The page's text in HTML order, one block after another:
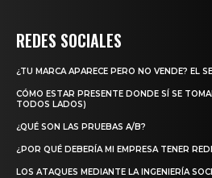
REDES SOCIALES
¿TU MARCA APARECE PERO NO VENDE? EL
CÓMO ESTAR PRESENTE DONDE SÍ SE
TODOS LADOS)
¿QUÉ SON LAS PRUEBAS A/B?
¿POR QUÉ DEBERÍA MI EMPRESA TENER
LOS ATAQUES MEDIANTE LA INGENIERÍA